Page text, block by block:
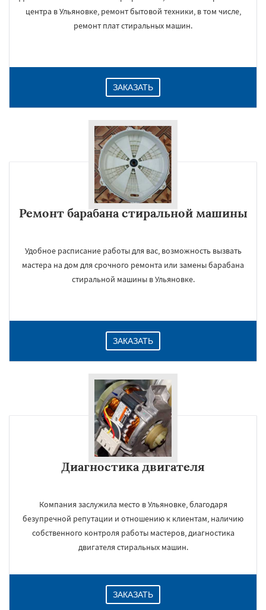
центра в Ульяновке, ремонт бытовой техники, в том числе,
ремонт плат стиральных машин.
ЗАКАЗАТЬ
Ремонт барабана стиральной машины
Удобное расписание работы для вас, возможность вызвать
мастера на дом для срочного ремонта или замены барабана
стиральной машины в Ульяновке.
ЗАКАЗАТЬ
Диагностика двигателя
Компания заслужила место в Ульяновке, благодаря
безупречной репутации и отношению к клиентам, наличию
собственного контроля работы мастеров, диагностика
двигателя стиральных машин.
ЗАКАЗАТЬ